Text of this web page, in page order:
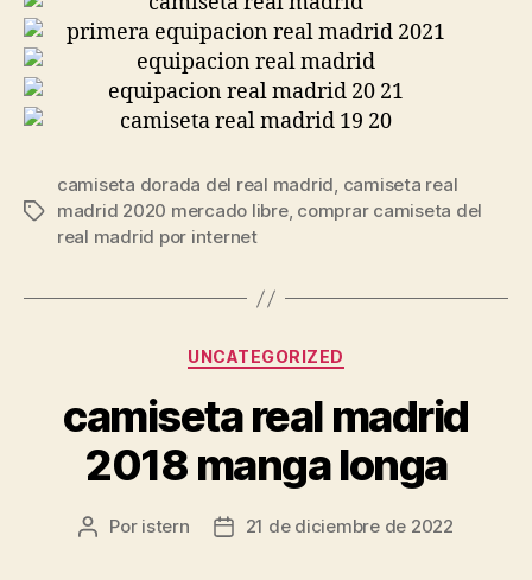
Etiquetas
camiseta dorada del real madrid, camiseta real
madrid 2020 mercado libre, comprar camiseta del
real madrid por internet
Categorías
UNCATEGORIZED
camiseta real madrid
2018 manga longa
Autor
Por istern
Fecha21 de diciembre de 2022